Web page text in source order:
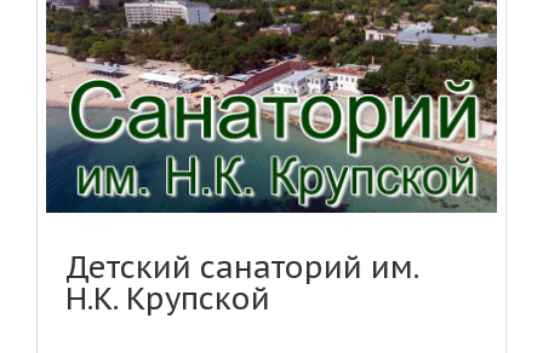
Детский санаторий им.
Н.К. Крупской